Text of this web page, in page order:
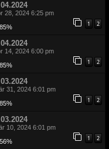
28, 2024 6:25 pm
1 2
14, 2024 6:00 pm
1 2
31, 2024 6:01 pm
1 2
10, 2024 6:01 pm
1 2